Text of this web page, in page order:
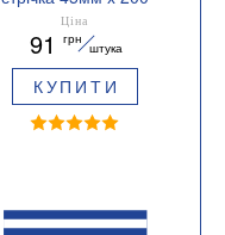
ярдів BUROMAX
JOBMAX BM.7053-00
прозора
Ціна
91 грн
штука
КУПИТИ